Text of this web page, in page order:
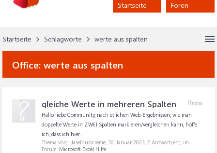
Startseite Schlagworte werte aus spalten
Office: werte aus spalten
Thema
gleiche Werte in mehreren Spalten
Hallo liebe Community, nach etlichen Web-Ergebnissen, wie man
doppelte Werte in ZWEI Spalten markieren/vergleichen kann, hoffe
ich, dass ich hier...
Thema von: Haselnusscreme, 30. Januar 2023, 2 Antwort(en), im
Forum: Microsoft Excel Hilfe
Startseite Foren